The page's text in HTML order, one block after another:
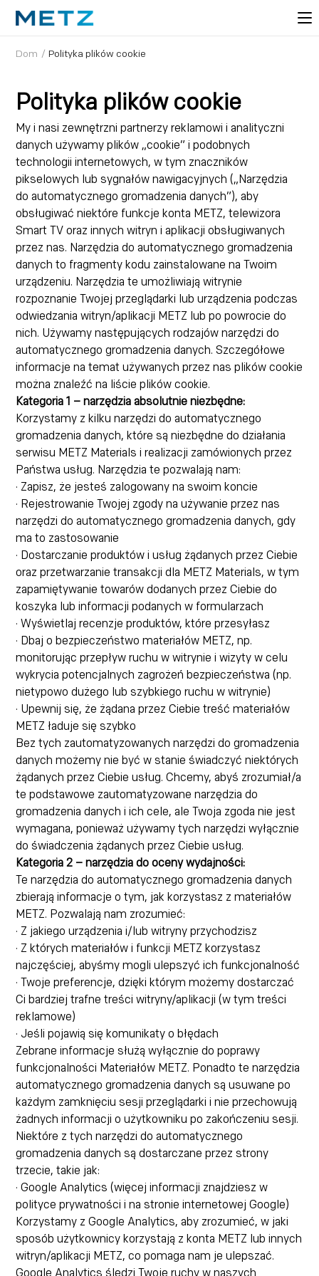
Dom / Polityka plików cookie
Polityka plików cookie
My i nasi zewnętrzni partnerzy reklamowi i analityczni
danych używamy plików „cookie” i podobnych
technologii internetowych, w tym znaczników
pikselowych lub sygnałów nawigacyjnych („Narzędzia
do automatycznego gromadzenia danych”), aby
obsługiwać niektóre funkcje konta METZ, telewizora
Smart TV oraz innych witryn i aplikacji obsługiwanych
przez nas. Narzędzia do automatycznego gromadzenia
danych to fragmenty kodu zainstalowane na Twoim
urządzeniu. Narzędzia te umożliwiają witrynie
rozpoznanie Twojej przeglądarki lub urządzenia podczas
odwiedzania witryn/aplikacji METZ lub po powrocie do
nich. Używamy następujących rodzajów narzędzi do
automatycznego gromadzenia danych. Szczegółowe
informacje na temat używanych przez nas plików cookie
można znaleźć na liście plików cookie.
Kategoria 1 – narzędzia absolutnie niezbędne:
Korzystamy z kilku narzędzi do automatycznego
gromadzenia danych, które są niezbędne do działania
serwisu METZ Materials i realizacji zamówionych przez
Państwa usług. Narzędzia te pozwalają nam:
· Zapisz, że jesteś zalogowany na swoim koncie
· Rejestrowanie Twojej zgody na używanie przez nas
narzędzi do automatycznego gromadzenia danych, gdy
ma to zastosowanie
· Dostarczanie produktów i usług żądanych przez Ciebie
oraz przetwarzanie transakcji dla METZ Materials, w tym
zapamiętywanie towarów dodanych przez Ciebie do
koszyka lub informacji podanych w formularzach
· Wyświetlaj recenzje produktów, które przesyłasz
· Dbaj o bezpieczeństwo materiałów METZ, np.
monitorując przepływ ruchu w witrynie i wizyty w celu
wykrycia potencjalnych zagrożeń bezpieczeństwa (np.
nietypowo dużego lub szybkiego ruchu w witrynie)
· Upewnij się, że żądana przez Ciebie treść materiałów
METZ ładuje się szybko
Bez tych zautomatyzowanych narzędzi do gromadzenia
danych możemy nie być w stanie świadczyć niektórych
żądanych przez Ciebie usług. Chcemy, abyś zrozumiał/a
te podstawowe zautomatyzowane narzędzia do
gromadzenia danych i ich cele, ale Twoja zgoda nie jest
wymagana, ponieważ używamy tych narzędzi wyłącznie
do świadczenia żądanych przez Ciebie usług.
Kategoria 2 – narzędzia do oceny wydajności:
Te narzędzia do automatycznego gromadzenia danych
zbierają informacje o tym, jak korzystasz z materiałów
METZ. Pozwalają nam zrozumieć:
· Z jakiego urządzenia i/lub witryny przychodzisz
· Z których materiałów i funkcji METZ korzystasz
najczęściej, abyśmy mogli ulepszyć ich funkcjonalność
· Twoje preferencje, dzięki którym możemy dostarczać
Ci bardziej trafne treści witryny/aplikacji (w tym treści
reklamowe)
· Jeśli pojawią się komunikaty o błędach
Zebrane informacje służą wyłącznie do poprawy
funkcjonalności Materiałów METZ. Ponadto te narzędzia
automatycznego gromadzenia danych są usuwane po
każdym zamknięciu sesji przeglądarki i nie przechowują
żadnych informacji o użytkowniku po zakończeniu sesji.
Niektóre z tych narzędzi do automatycznego
gromadzenia danych są dostarczane przez strony
trzecie, takie jak:
· Google Analytics (więcej informacji znajdziesz w
polityce prywatności i na stronie internetowej Google)
Korzystamy z Google Analytics, aby zrozumieć, w jaki
sposób użytkownicy korzystają z konta METZ lub innych
witryn/aplikacji METZ, co pomaga nam je ulepszać.